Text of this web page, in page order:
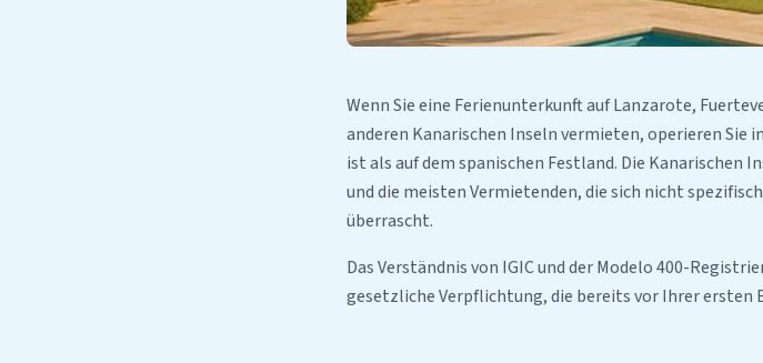
Wenn Sie eine Ferienunterkunft auf Lanzarote,
anderen Kanarischen Inseln vermieten, operieren Sie
ist als auf dem spanischen Festland. Die Kanarischen
und die meisten Vermietenden, die sich nicht
überrascht.
Das Verständnis von IGIC und der Modelo 400-
gesetzliche Verpflichtung, die bereits vor Ihrer ersten